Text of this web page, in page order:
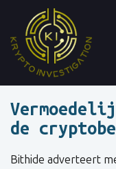
de
Bithide adverteert